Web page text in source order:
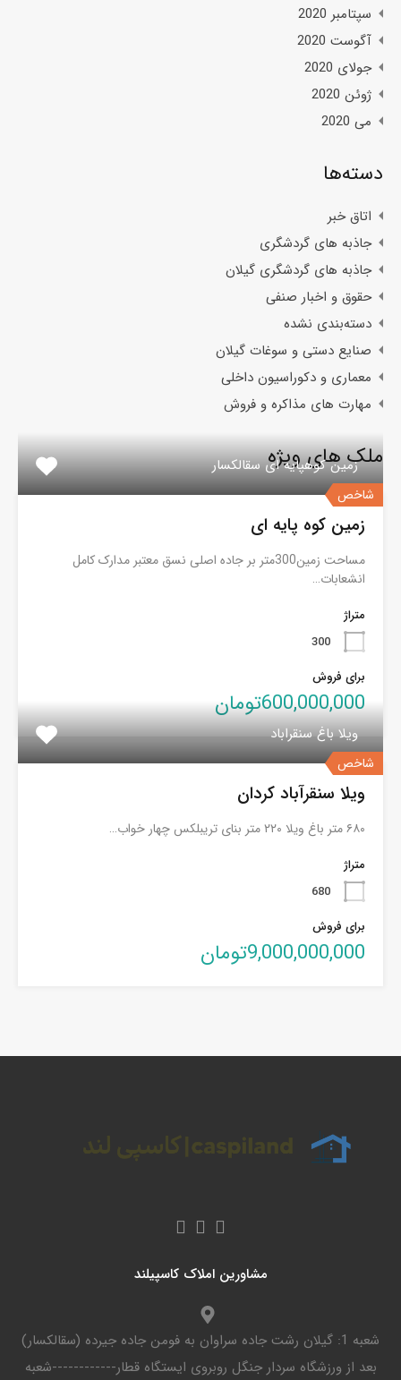
سپتامبر 2020
آگوست 2020
جولای 2020
ژوئن 2020
می 2020
دسته‌ها
اتاق خبر
جاذبه های گردشگری
جاذبه های گردشگری گیلان
حقوق و اخبار صنفی
دسته‌بندی نشده
صنایع دستی و سوغات گیلان
معماری و دکوراسیون داخلی
مهارت های مذاکره و فروش
ملک های ویژه
شاخص
زمین کوهپایه ای سقالکسار
زمین کوه پایه ای
مساحت زمین300متر بر جاده اصلی نسق معتبر مدارک کامل
انشعابات…
متراژ
300
برای فروش
600,000,000تومان
شاخص
ویلا باغ سنقراباد
ویلا سنقرآباد کردان
۶۸۰ متر باغ ویلا ۲۲۰ متر بنای تریبلکس چهار خواب…
متراژ
680
برای فروش
9,000,000,000تومان
مشاورین املاک کاسپیلند
شعبه 1: گیلان رشت جاده سراوان به فومن جاده جیرده (سقالکسار)
بعد از ورزشگاه سردار جنگل روبروی ایستگاه قطار------------شعبه